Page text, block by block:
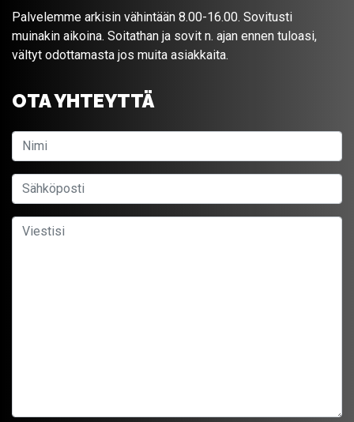
Palvelemme arkisin vähintään 8.00-16.00. Sovitusti
muinakin aikoina. Soitathan ja sovit n. ajan ennen tuloasi,
vältyt odottamasta jos muita asiakkaita.
OTA YHTEYTTÄ